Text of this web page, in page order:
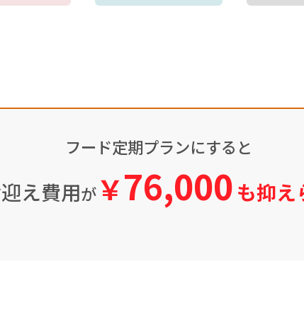
フード定期プランにすると
え費用が￥76,000 も抑え